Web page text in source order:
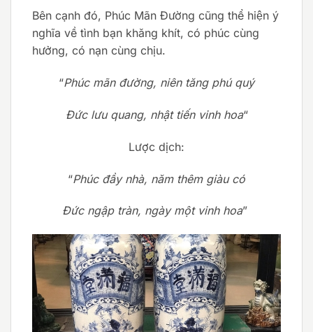
Bên cạnh đó, Phúc Mãn Đường cũng thể hiện ý
nghĩa về tình bạn khăng khít, có phúc cùng
hưởng, có nạn cùng chịu.
“Phúc mãn đường, niên tăng phú quý
Ðức lưu quang, nhật tiến vinh hoa“
Lược dịch:
“Phúc đầy nhà, năm thêm giàu có
Ðức ngập tràn, ngày một vinh hoa”